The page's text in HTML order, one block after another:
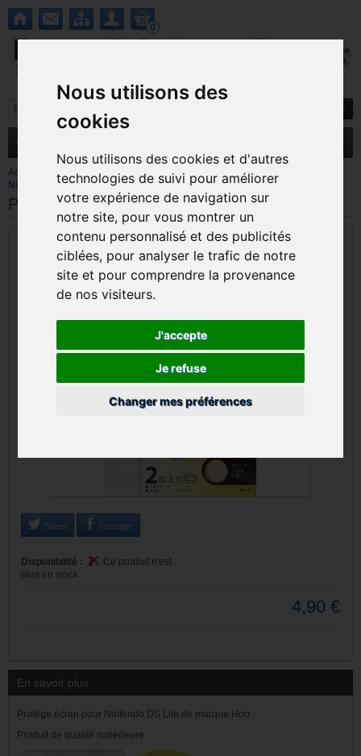
Nous utilisons des
cookies
Nous utilisons des cookies et d'autres
technologies de suivi pour améliorer
votre expérience de navigation sur
notre site, pour vous montrer un
contenu personnalisé et des publicités
ciblées, pour analyser le trafic de notre
site et pour comprendre la provenance
de nos visiteurs.
J'accepte
Je refuse
Changer mes préférences
0
Accueil Nintendo DS / DS Lite Accessoires DS Lite
Nintendo Ds Lite Hori
Protège écran Nintendo Ds Lite Hori
Tweet Partager
Disponibilité :
Ce produit n'est
plus en stock
4,90 €
En savoir plus
Protège écran pour Nintendo DS Lite de marque Hori.
Produit de qualité supérieure